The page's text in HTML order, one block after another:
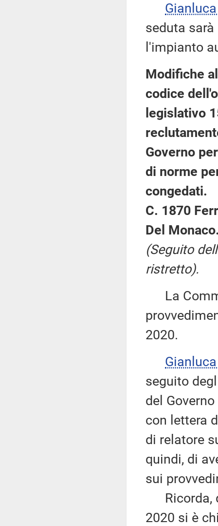
seduta
l'impianto
Modifiche
codice
legislativo
Governo
di norme
congedati.
C. 1870
Del
(Seguito
ristretto).
La
2020.
seguito
del
con lettera
di relatore
quindi, di
sui
Ricorda,
2020 si è